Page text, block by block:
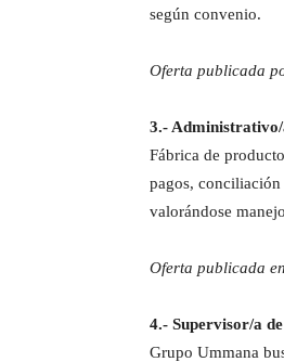
según convenio.
Oferta publicada
3.-
Fábrica de
pagos,
valorándose
Oferta publicada
4.- Supervisor/a
Grupo Ummana